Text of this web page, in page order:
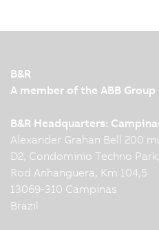
B&R
A member of the ABB Group
B&R Headquarters:
Alexander Grahan Bell 200
D2, Condominio Techno Park,
Rod Anhanguera, Km 104,5
13069-310 Campinas
Brazil